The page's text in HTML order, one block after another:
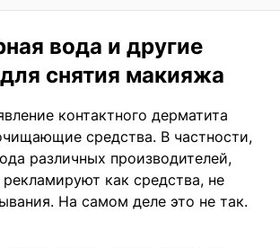
вода и другие
снятия макияжа
контактного дерматита
средства. В частности,
различных производителей,
как средства, не
На самом деле это не так.